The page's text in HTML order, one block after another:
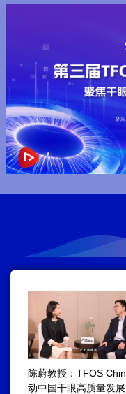
陈蔚教授：TFOS
动中国干眼高质量发展